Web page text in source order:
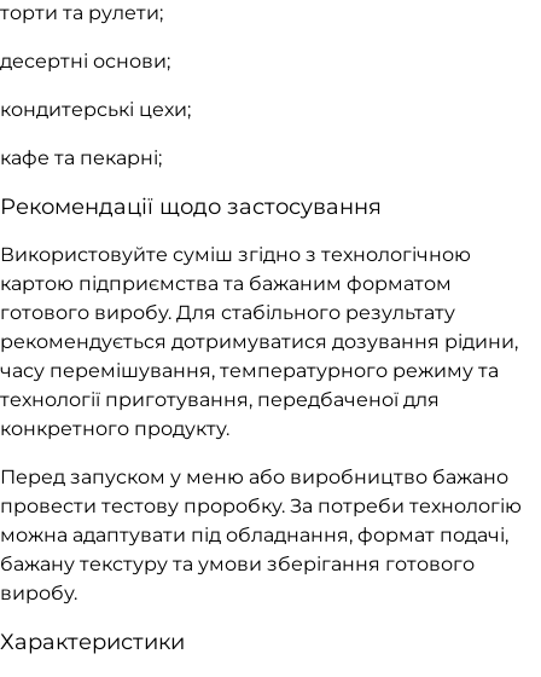
торти та рулети;
десертні основи;
кондитерські цехи;
кафе та пекарні;
Рекомендації щодо застосування
Використовуйте суміш згідно з технологічною
картою підприємства та бажаним форматом
готового виробу. Для стабільного результату
рекомендується дотримуватися дозування рідини,
часу перемішування, температурного режиму та
технології приготування, передбаченої для
конкретного продукту.
Перед запуском у меню або виробництво бажано
провести тестову проробку. За потреби технологію
можна адаптувати під обладнання, формат подачі,
бажану текстуру та умови зберігання готового
виробу.
Характеристики